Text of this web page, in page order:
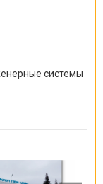
системы